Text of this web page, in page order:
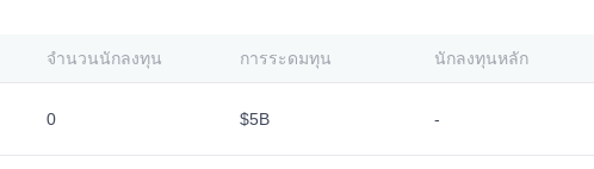
จำนวนนักลงทุน การระดมทุน นักลงทุนหลัก
0 $5B -